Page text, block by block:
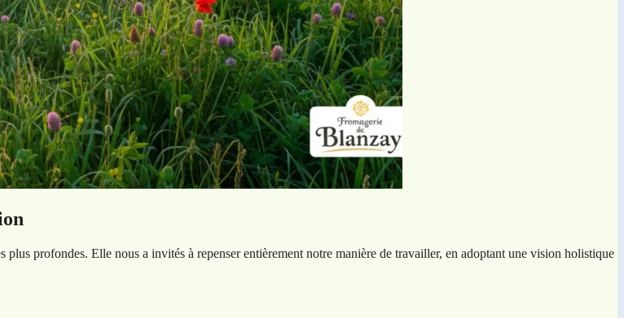
profondes. Elle nous a invités à repenser entièrement notre manière de travailler, en adoptant une vision holistique